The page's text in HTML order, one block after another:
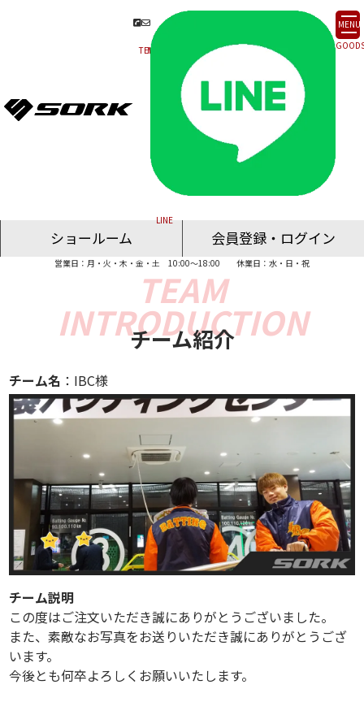
MENU
ショールーム
東京ショールーム
名古屋ショールーム
大阪ショールーム
福岡ショールーム
会員登録・ログイン
営業日：月・火・木・金・土 10:00～18:00 休業日：水・日・祝
チーム紹介
チーム名 ：IBC様
チーム説明
この度はご注文いただき誠にありがとうございました。
また、素敵なお写真をお送りいただき誠にありがとうござ
います。
今後とも何卒よろしくお願いいたします。